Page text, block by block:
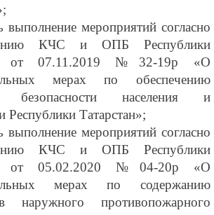
выполнение мероприятий согласно
КЧС и ОПБ Республики
от 07.11.2019 №32-19р «О
мерах по обеспечению
безопасности населения и
Республики Татарстан»;
выполнение мероприятий согласно
КЧС и ОПБ Республики
от 05.02.2020 №04-20р «О
мерах по содержанию
наружного противопожарного